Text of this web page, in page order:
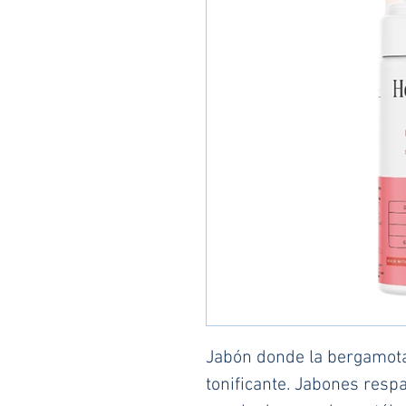
Jabón donde la
tonificante. Jabones